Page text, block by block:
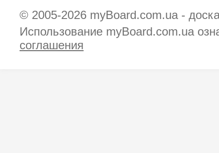
© 2005-2026 myBoard.com.ua -
Использование myBoard.com.ua
соглашения